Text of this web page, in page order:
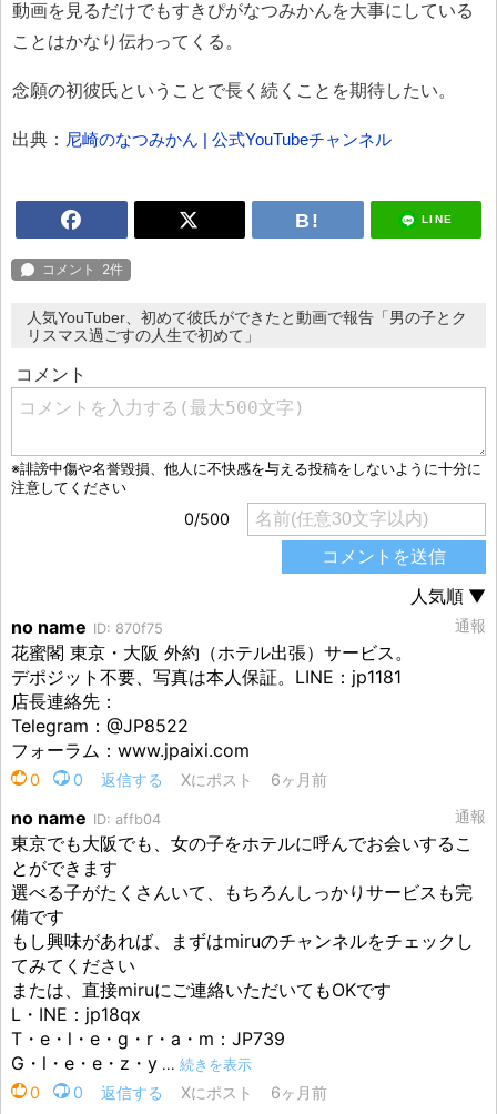
動画を見るだけでもすきぴがなつみかんを大事にしている
ことはかなり伝わってくる。
念願の初彼氏ということで長く続くことを期待したい。
出典： 尼崎のなつみかん | 公式YouTubeチャンネル
LINE
人気YouTuber、初めて彼氏ができたと動画で報告「男の子とク
リスマス過ごすの人生で初めて」